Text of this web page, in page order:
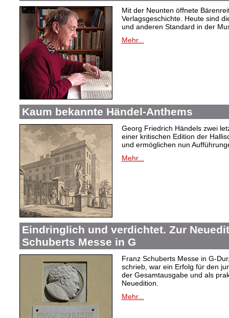
Mit der Neunten öffnete
Verlagsgeschichte. Heute sind
und anderen Standard in der
Mehr...
Kaum bekannte Händel-Anthems
Georg Friedrich Händels zwei
einer kritischen Edition der
und ermöglichen nun
Mehr...
Eindringlich und verdichtet. Zur
Schuberts Messe in G
Franz Schuberts Messe in G-
schrieb, war ein Erfolg für den
der Gesamtausgabe und als
Neuedition.
Mehr...